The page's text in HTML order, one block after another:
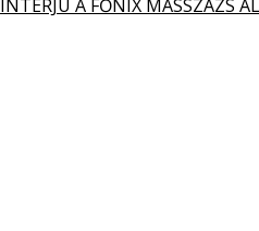
INTERJÚ A FŐNIX MASSZÁZS